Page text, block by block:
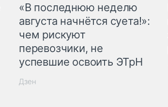
«В последнюю неделю
августа начнётся суета!»:
чем рискуют
перевозчики, не
успевшие освоить ЭТрН
Дзен